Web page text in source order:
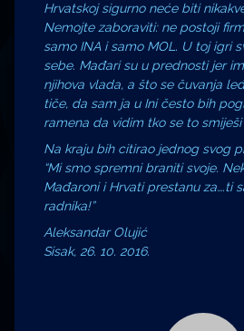
Hrvatskoj sigurno neće biti
Nemojte zaboraviti: ne postoji
samo INA i samo MOL. U toj igri
sebe. Mađari su u prednosti jer
njihova vlada, a što se čuvanja
tiče, da sam ja u Ini često bih
ramena da vidim tko se to smiješi
Na kraju bih citirao jednog svog
“Mi smo spremni braniti svoje.
Mađaroni i Hrvati prestanu za….ti
radnika!”
Aleksandar Olujić
Sisak, 26. 10. 2016.